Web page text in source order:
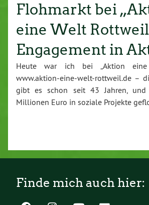
Flohmarkt bei
eine Welt
Engagement in
Heute war ich bei „Aktion eine
www.aktion-eine-welt-rottweil.de –
gibt es schon seit 43 Jahren,
Millionen Euro in soziale Projekte
Finde mich auch hier: